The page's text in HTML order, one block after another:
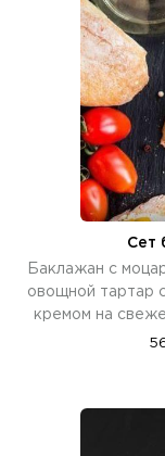
Сет
Баклажан с
овощной тартар
кремом на